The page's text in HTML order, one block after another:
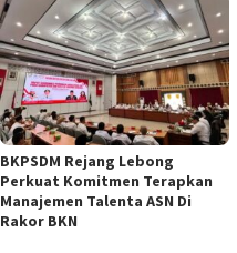
BKPSDM Rejang Lebong
Perkuat Komitmen Terapkan
Manajemen Talenta ASN Di
Rakor BKN